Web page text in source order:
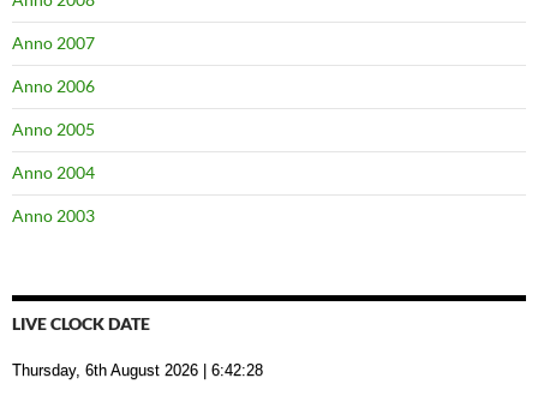
Anno 2007
Anno 2006
Anno 2005
Anno 2004
Anno 2003
LIVE CLOCK DATE
Thursday, 6th August 2026 | 6:42:29